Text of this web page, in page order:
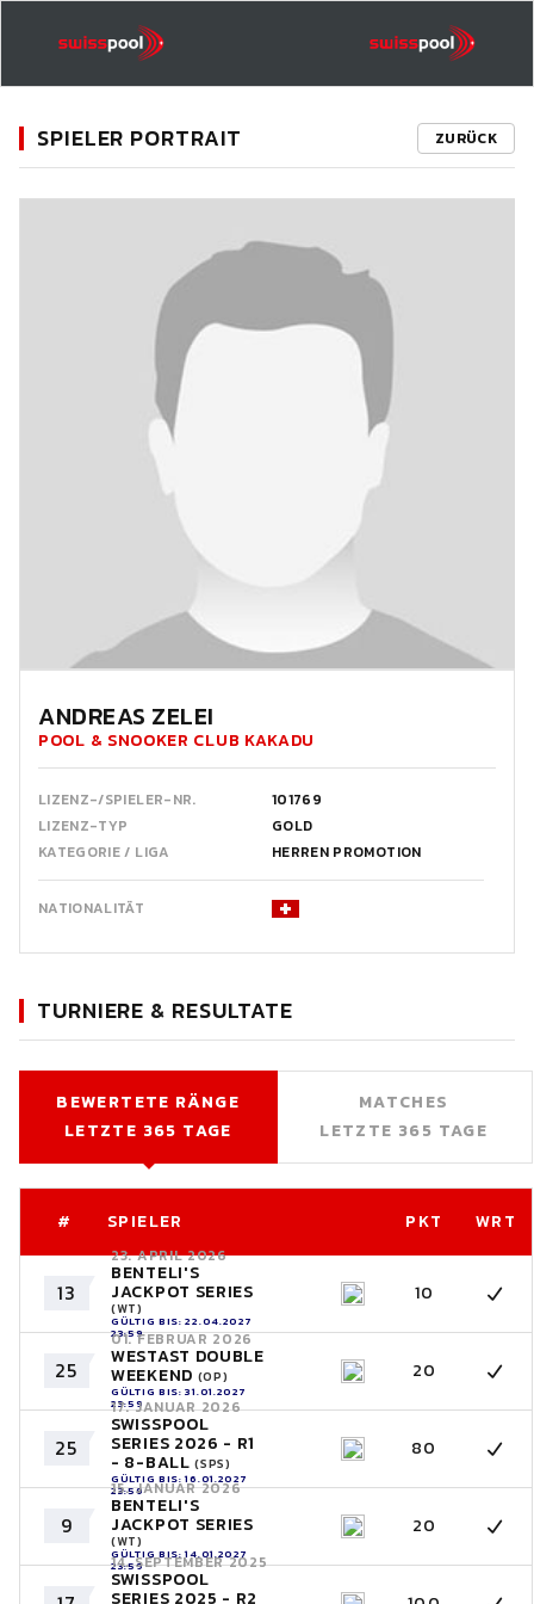
SPIELER PORTRAIT ZURÜCK
ANDREAS ZELEI
POOL & SNOOKER CLUB KAKADU
LIZENZ-/SPIELER-NR.
101769
LIZENZ-TYP
GOLD
KATEGORIE / LIGA
HERREN PROMOTION
NATIONALITÄT
TURNIERE & RESULTATE
BEWERTETE RÄNGE
LETZTE 365 TAGE
MATCHES
LETZTE 365 TAGE
# SPIELER PKT WRT
13
23. APRIL 2026
BENTELI'S
JACKPOT SERIES
(WT)
GÜLTIG BIS: 22.04.2027
23:59
10
25
01. FEBRUAR 2026
WESTAST DOUBLE
WEEKEND (OP)
GÜLTIG BIS: 31.01.2027
23:59
20
25
17. JANUAR 2026
SWISSPOOL
SERIES 2026 - R1
- 8-BALL(SPS)
GÜLTIG BIS: 16.01.2027
23:59
80
9
15. JANUAR 2026
BENTELI'S
JACKPOT SERIES
(WT)
GÜLTIG BIS: 14.01.2027
23:59
20
14. SEPTEMBER 2025
SWISSPOOL